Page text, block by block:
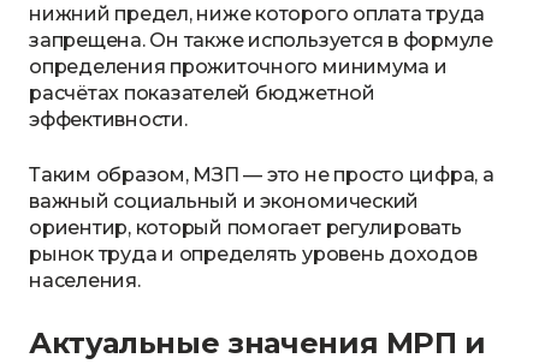
нижний предел, ниже которого оплата труда
запрещена. Он также используется в формуле
определения прожиточного минимума и
расчётах показателей бюджетной
эффективности.
Таким образом, МЗП — это не просто цифра, а
важный социальный и экономический
ориентир, который помогает регулировать
рынок труда и определять уровень доходов
населения.
Актуальные значения МРП и